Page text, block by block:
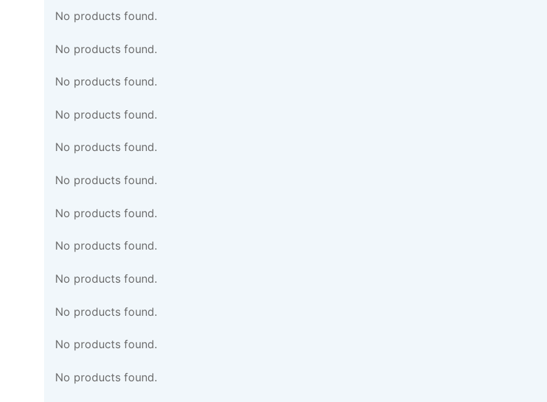
No products found.
No products found.
No products found.
No products found.
No products found.
No products found.
No products found.
No products found.
No products found.
No products found.
No products found.
No products found.